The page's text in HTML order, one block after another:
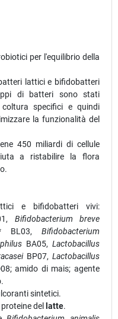
per l'equilibrio della
lattici e bifidobatteri
di batteri sono stati
specifici e quindi
la funzionalità del
450 miliardi di cellule
a ristabilire la flora
e bifidobatteri vivi:
Bifidobacterium breve
BL03, Bifidobacterium
BA05, Lactobacillus
BP07,Lactobacillus
amido di mais; agente
sintetici.
proteine del latte.